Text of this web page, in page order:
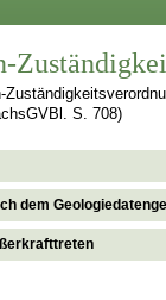
S. 708)
dem